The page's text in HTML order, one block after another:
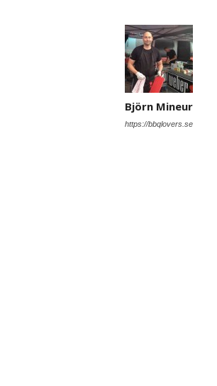
Björn Mineur
https://bbqlovers.se